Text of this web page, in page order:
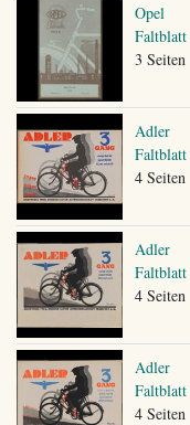
Opel
Faltblatt
3 Seiten
Adler
Faltblatt
4 Seiten
Adler
Faltblatt
4 Seiten
Adler
Faltblatt
4 Seiten